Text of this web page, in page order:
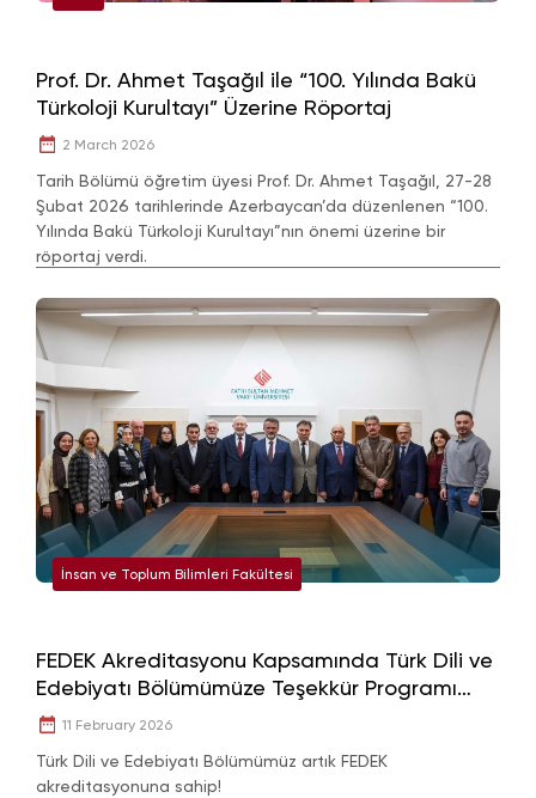
Prof. Dr. Ahmet Taşağıl ile “100. Yılında Bakü
Türkoloji Kurultayı” Üzerine Röportaj
2 March 2026
Tarih Bölümü öğretim üyesi Prof. Dr. Ahmet Taşağıl, 27-28
Şubat 2026 tarihlerinde Azerbaycan’da düzenlenen “100.
Yılında Bakü Türkoloji Kurultayı”nın önemi üzerine bir
röportaj verdi.
İnsan ve Toplum Bilimleri Fakültesi
FEDEK Akreditasyonu Kapsamında Türk Dili ve
Edebiyatı Bölümümüze Teşekkür Programı
Düzenlendi
11 February 2026
Türk Dili ve Edebiyatı Bölümümüz artık FEDEK
akreditasyonuna sahip!